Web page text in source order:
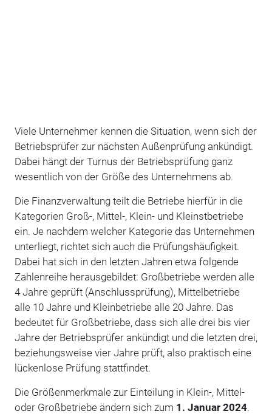
Viele Unternehmer kennen die Situation, wenn sich der
Betriebsprüfer zur nächsten Außen­prüfung ankündigt.
Dabei hängt der Turnus der Betriebsprüfung ganz
wesentlich von der Größe des Un­ternehmens ab.
Die Finanzverwaltung teilt die Betriebe hierfür in die
Kategorien Groß-, Mit­tel-, Klein- und Kleinstbetriebe
ein. Je nachdem welcher Kategorie das Unternehmen
unter­liegt, richtet sich auch die Prüfungshäufigkeit.
Dabei hat sich in den letzten Jahren etwa fol­gende
Zahlenreihe herausgebildet: Großbetriebe werden alle
4 Jahre geprüft (Anschlussprü­fung), Mittelbetriebe
alle 10 Jahre und Kleinbetriebe alle 20 Jahre. Das
bedeutet für Großbe­triebe, dass sich alle drei bis vier
Jahre der Betriebsprüfer ankündigt und die letzten drei,
beziehungsweise vier Jahre prüft, also praktisch eine
lückenlose Prüfung stattfindet.
Die Größenmerkmale zur Einteilung in Klein-, Mittel-
oder Großbetriebe ändern sich zum 1. Januar 2024.